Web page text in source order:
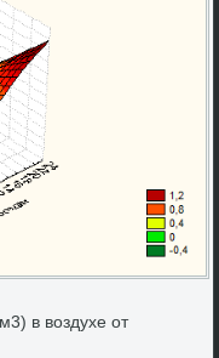
в вοздухе от